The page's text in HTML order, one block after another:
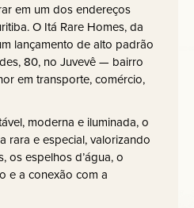
em um dos endereços
O Itá Rare Homes, da
lançamento de alto padrão
80, no Juvevê — bairro
em transporte, comércio,
moderna e iluminada, o
rara e especial, valorizando
os espelhos d’água, o
e a conexão com a